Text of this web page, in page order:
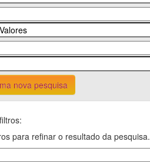
nova pesquisa
para refinar o resultado da pesquisa.